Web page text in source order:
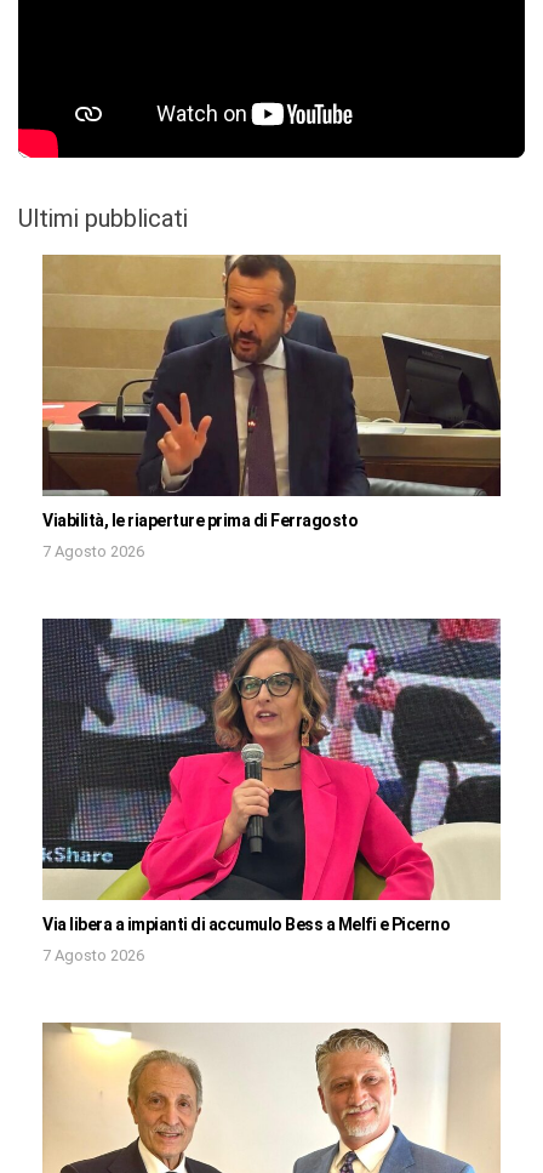
Ultimi pubblicati
Viabilità, le riaperture prima di Ferragosto
7 Agosto 2026
Via libera a impianti di accumulo Bess a Melfi e Picerno
7 Agosto 2026